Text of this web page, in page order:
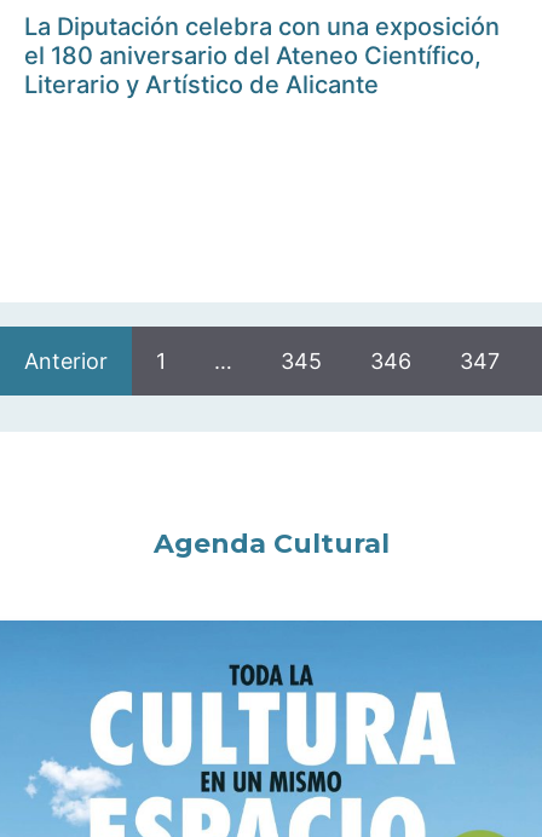
La Diputación celebra con una exposición
el 180 aniversario del Ateneo Científico,
Literario y Artístico de Alicante
Anterior 1 … 345 346 347
Agenda Cultural